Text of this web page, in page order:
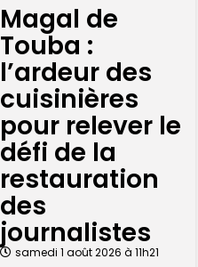
Magal de
Touba :
l’ardeur des
cuisinières
pour relever le
défi de la
restauration
des
journalistes
samedi 1 août 2026 à 11h21